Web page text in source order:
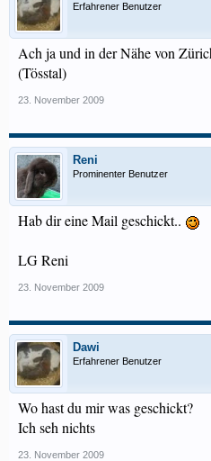
Erfahrener Benutzer
Ach ja und in der Nähe von
(Tösstal)
23. November 2009
Reni
Prominenter Benutzer
Hab dir eine Mail geschickt..
LG Reni
23. November 2009
Dawi
Erfahrener Benutzer
Wo hast du mir was geschickt?
Ich seh nichts
23. November 2009